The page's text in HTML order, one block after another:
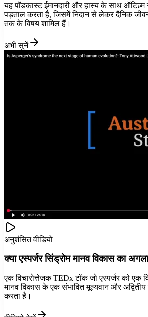
यह पॉडकास्ट ईमानदारी और हास्य के साथ ऑटिज़्म
पड़ताल करता है, जिसमें निदान से लेकर दैनिक
तक के विषय शामिल हैं।
अभी सुनें
अनुशंसित वीडियो
क्या एस्पर्जर सिंड्रोम मानव विकास का
एक विचारोत्तेजक TEDx टॉक जो एस्पर्जर को एक
मानव विकास के एक संभावित मूल्यवान और
करता है।